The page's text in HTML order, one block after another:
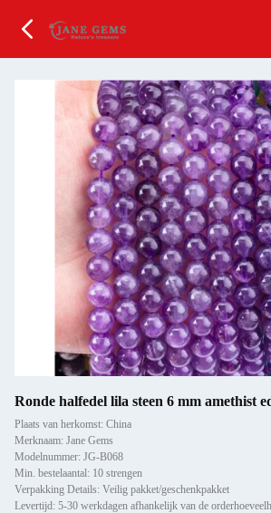
Ronde halfedel lila steen 6 mm amethist
Plaats van herkomst: China
Merknaam: Jane Gems
Modelnummer: JG-B068
Min. bestelaantal: 10 strengen
Verpakking Details: Veilig pakket/geschenkpakket
Levertijd: 5-30 werkdagen afhankelijk van de